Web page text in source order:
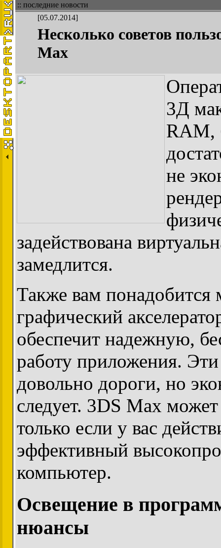
:: последние новости
[05.07.2014]
Несколько советов
Max
3Д
RAM,
не
задействована
замедлится.
Также вам
графический
обеспечит надежную,
работу приложения. Эти
довольно дороги, но
следует. 3DS Max
только если у вас
эффективный
компьютер.
Освещение в
нюансы